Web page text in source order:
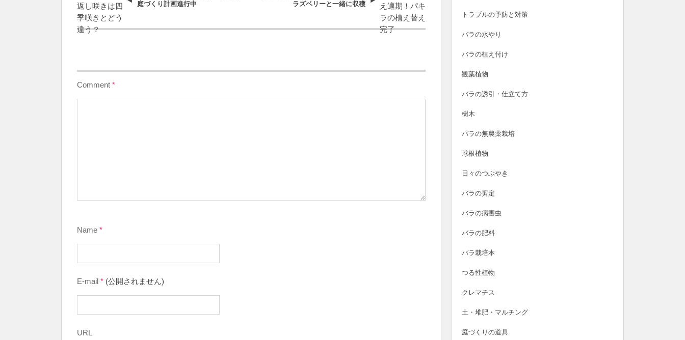
庭づくり計画進行中
ラズベリーと一緒に収穫
Comment *
Name *
E-mail * (公開されません)
URL
トラブルの予防と対策
バラの水やり
バラの植え付け
観葉植物
バラの誘引・仕立て方
樹木
バラの無農薬栽培
球根植物
日々のつぶやき
バラの剪定
バラの病害虫
バラの肥料
バラ栽培本
つる性植物
クレマチス
土・堆肥・マルチング
庭づくりの道具